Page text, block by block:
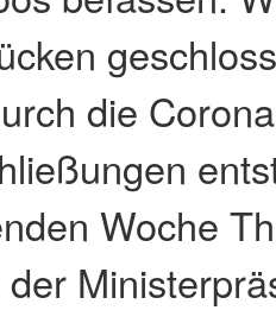
die
Woche